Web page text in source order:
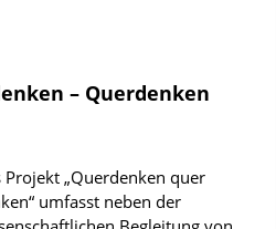
– Querdenken
Projekt „Querdenken quer
umfasst neben der